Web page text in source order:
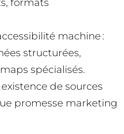
formats
machine :
structurées,
spécialisés.
existence de sources
promesse marketing